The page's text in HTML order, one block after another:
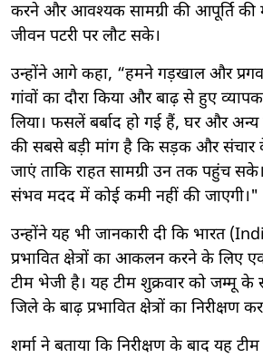
करने और आवश्यक सामग्री की आपूर्ति की
जीवन पटरी पर लौट सके।
उन्होंने आगे कहा, “हमने गड़खाल और
गांवों का दौरा किया और बाढ़ से हुए
लिया। फसलें बर्बाद हो गई हैं, घर और अन्य
की सबसे बड़ी मांग है कि सड़क और संचार
जाएं ताकि राहत सामग्री उन तक पहुंच सके।
संभव मदद में कोई कमी नहीं की जाएगी।"
उन्होंने यह भी जानकारी दी कि भारत
प्रभावित क्षेत्रों का आकलन करने के लिए
टीम भेजी है। यह टीम शुक्रवार को जम्मू
जिले के बाढ़ प्रभावित क्षेत्रों का निरीक्षण
शर्मा ने बताया कि निरीक्षण के बाद यह टीम